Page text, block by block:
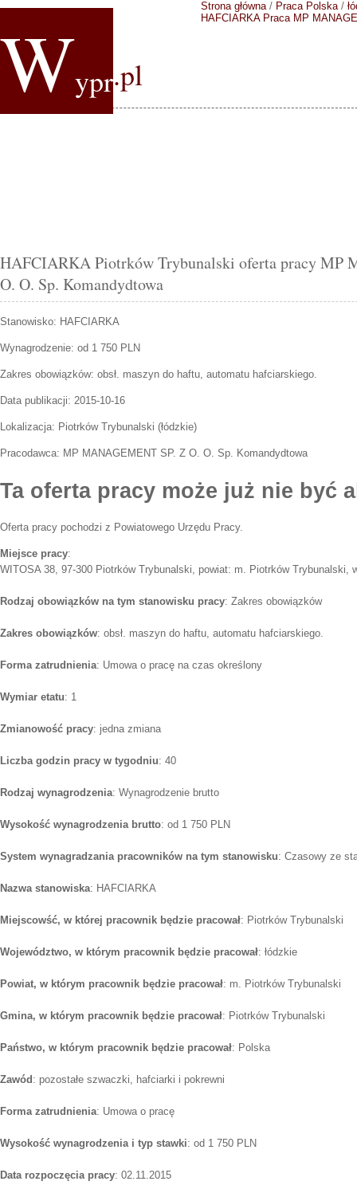
Wypr.pl
Strona główna/ Praca Polska/
HAFCIARKA Praca MP
HAFCIARKA Piotrków Trybunalski oferta pracy MP
O. O. Sp. Komandydtowa
Stanowisko: HAFCIARKA
Wynagrodzenie: od 1 750 PLN
Zakres obowiązków: obsł. maszyn do haftu, automatu hafciarskiego.
Data publikacji: 2015-10-16
Lokalizacja: Piotrków Trybunalski (łódzkie)
Pracodawca: MP MANAGEMENT SP. Z O. O. Sp. Komandydtowa
Ta oferta pracy może już nie być
Oferta pracy pochodzi z Powiatowego Urzędu Pracy.
Miejsce pracy:
WITOSA 38, 97-300 Piotrków Trybunalski, powiat: m. Piotrków Trybunalski,
Rodzaj obowiązków na tym stanowisku pracy: Zakres obowiązków
Zakres obowiązków: obsł. maszyn do haftu, automatu hafciarskiego.
Forma zatrudnienia: Umowa o pracę na czas określony
Wymiar etatu: 1
Zmianowość pracy: jedna zmiana
Liczba godzin pracy w tygodniu: 40
Rodzaj wynagrodzenia: Wynagrodzenie brutto
Wysokość wynagrodzenia brutto: od 1 750 PLN
System wynagradzania pracowników na tym stanowisku: Czasowy ze
Nazwa stanowiska: HAFCIARKA
Miejscowść, w której pracownik będzie pracował: Piotrków Trybunalski
Województwo, w którym pracownik będzie pracował: łódzkie
Powiat, w którym pracownik będzie pracował: m. Piotrków Trybunalski
Gmina, w którym pracownik będzie pracował: Piotrków Trybunalski
Państwo, w którym pracownik będzie pracował: Polska
Zawód : pozostałe szwaczki, hafciarki i pokrewni
Forma zatrudnienia: Umowa o pracę
Wysokość wynagrodzenia i typ stawki: od 1 750 PLN
Data rozpoczęcia pracy: 02.11.2015